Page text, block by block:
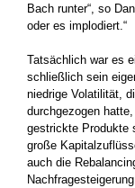
Bach runter“, so
oder es implodiert.“
Tatsächlich war es
schließlich sein
niedrige Volatilität,
durchgezogen
­gestrickte Produkte
große
auch die